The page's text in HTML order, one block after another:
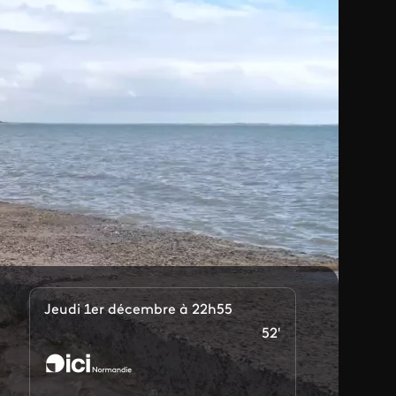
Jeudi 1er décembre à 22h55
52'